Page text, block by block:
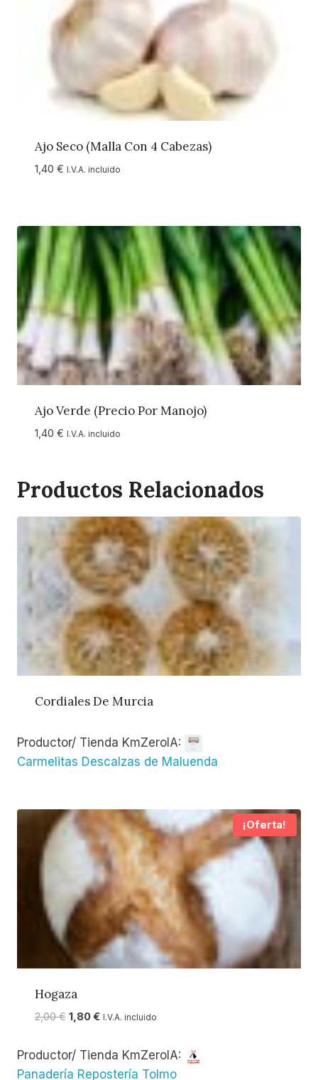
Ajo Seco (Malla Con 4 Cabezas)
1,40 € I.V.A. incluido
Ajo Verde (Precio Por Manojo)
1,40 € I.V.A. incluido
Productos Relacionados
Cordiales De Murcia
Productor/ Tienda KmZeroIA:
Carmelitas Descalzas de Maluenda
¡Oferta!
Hogaza
2,00€ El
original
1,80€El
actual
I.V.A. incluido
Productor/ Tienda KmZeroIA:
Panadería Repostería Tolmo